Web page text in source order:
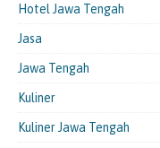
Hotel Jawa Tengah
Jasa
Jawa Tengah
Kuliner
Kuliner Jawa Tengah